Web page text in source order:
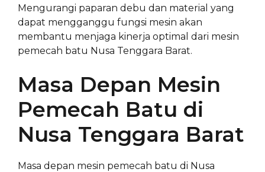
Mengurangi paparan debu dan material yang
dapat mengganggu fungsi mesin akan
membantu menjaga kinerja optimal dari mesin
pemecah batu Nusa Tenggara Barat.
Masa Depan Mesin
Pemecah Batu di
Nusa Tenggara Barat
Masa depan mesin pemecah batu di Nusa